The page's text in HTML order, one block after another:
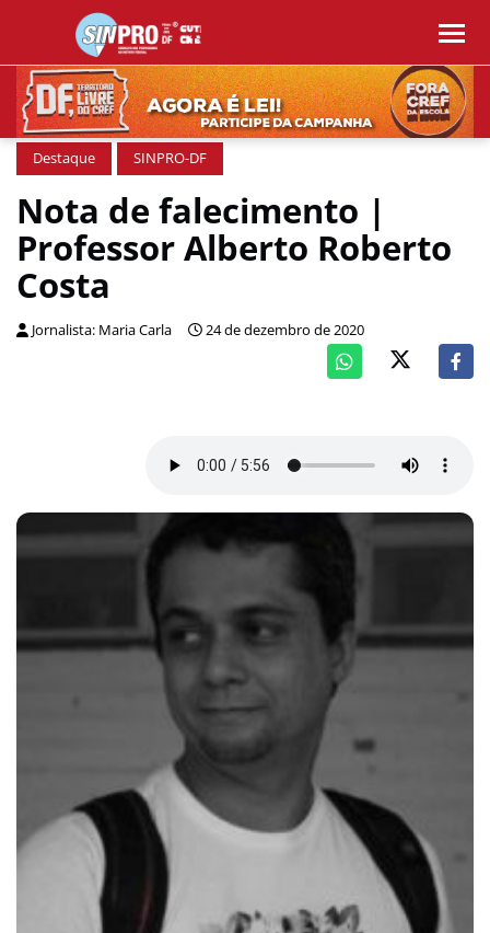
Destaque SINPRO-DF
Nota de falecimento |
Professor Alberto Roberto
Costa
Jornalista: Maria Carla 24 de dezembro de 2020